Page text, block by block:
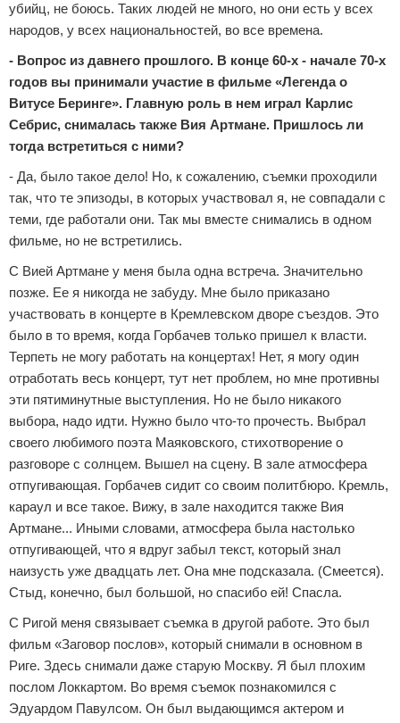
убийц, не боюсь. Таких людей не много, но они есть у всех
народов, у всех национальностей, во все времена.
- Вопрос из давнего прошлого. В конце 60-х - начале 70-х
годов вы принимали участие в фильме «Легенда о
Витусе Беринге». Главную роль в нем играл Карлис
Себрис, снималась также Вия Артмане. Пришлось ли
тогда встретиться с ними?
- Да, было такое дело! Но, к сожалению, съемки проходили
так, что те эпизоды, в которых участвовал я, не совпадали с
теми, где работали они. Так мы вместе снимались в одном
фильме, но не встретились.
С Вией Артмане у меня была одна встреча. Значительно
позже. Ее я никогда не забуду. Мне было приказано
участвовать в концерте в Кремлевском дворе съездов. Это
было в то время, когда Горбачев только пришел к власти.
Терпеть не могу работать на концертах! Нет, я могу один
отработать весь концерт, тут нет проблем, но мне противны
эти пятиминутные выступления. Но не было никакого
выбора, надо идти. Нужно было что-то прочесть. Выбрал
своего любимого поэта Маяковского, стихотворение о
разговоре с солнцем. Вышел на сцену. В зале атмосфера
отпугивающая. Горбачев сидит со своим политбюро. Кремль,
караул и все такое. Вижу, в зале находится также Вия
Артмане... Иными словами, атмосфера была настолько
отпугивающей, что я вдруг забыл текст, который знал
наизусть уже двадцать лет. Она мне подсказала. (Смеется).
Стыд, конечно, был большой, но спасибо ей! Спасла.
С Ригой меня связывает съемка в другой работе. Это был
фильм «Заговор послов», который снимали в основном в
Риге. Здесь снимали даже старую Москву. Я был плохим
послом Локкартом. Во время съемок познакомился с
Эдуардом Павулсом. Он был выдающимся актером и